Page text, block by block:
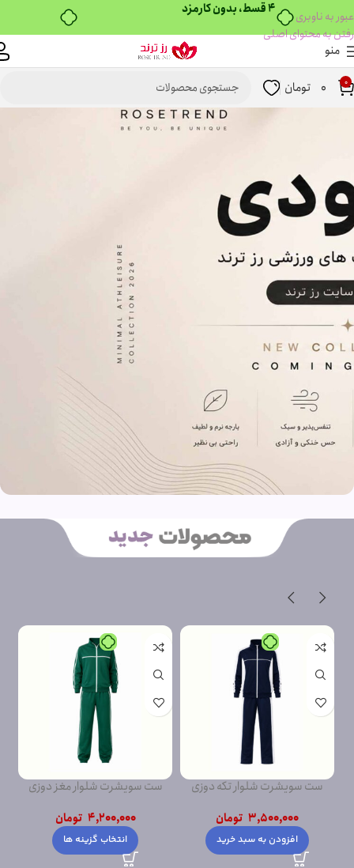
بدون ضامن، بدون سود
عبور به ناوبری
رفتن به محتوای اصلی
منو
0
0 تومان
ست سویشرت شلوار تکه دوزی
3,500,000 تومان
افزودن به سبد خرید
ست سویشرت شلوار مغز دوزی
4,200,000 تومان
انتخاب گزینه ها